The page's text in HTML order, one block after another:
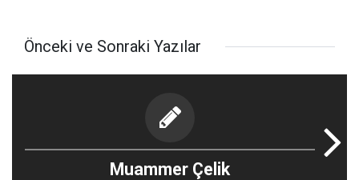
Önceki ve Sonraki Yazılar
Muammer Çelik